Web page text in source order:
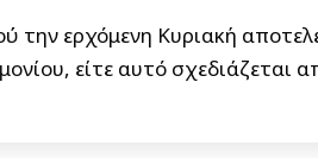
την ερχόμενη Κυριακή
είτε αυτό σχεδιάζεται